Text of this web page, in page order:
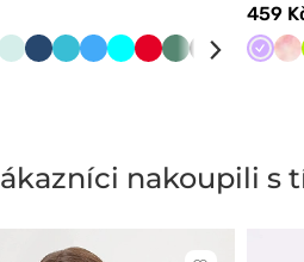
MrázTmavěMořskyLazurová
Tyrkysová
ČervenáSvětláČernáKoralová
Hnědá
459
nakoupili